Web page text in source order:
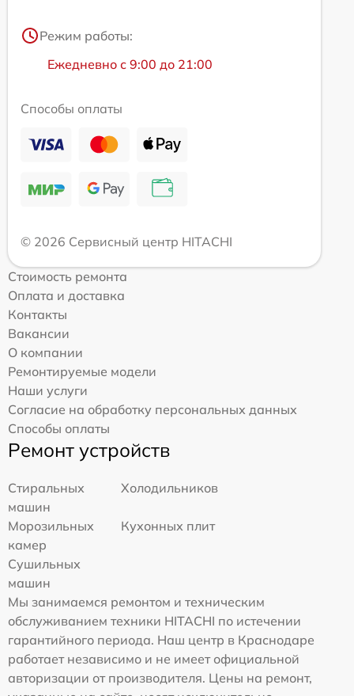
Режим работы:
Ежедневно с 9:00 до 21:00
Способы оплаты
© 2026 Сервисный центр HITACHI
Стоимость ремонта
Оплата и доставка
Контакты
Вакансии
О компании
Ремонтируемые модели
Наши услуги
Согласие на обработку персональных данных
Способы оплаты
Ремонт устройств
Стиральных
машин
Холодильников
Морозильных
камер
Кухонных плит
Сушильных
машин
Мы занимаемся ремонтом и техническим
обслуживанием техники HITACHI по истечении
гарантийного периода. Наш центр в Краснодаре
работает независимо и не имеет официальной
авторизации от производителя. Цены на ремонт,